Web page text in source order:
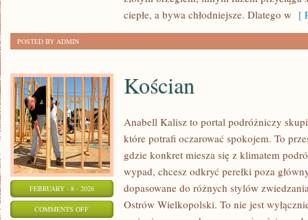
ciepłe, a bywa chłodniejsze. Dlatego w [
POSTED BY ADMIN
FEBRUARY - 8 - 2026
COMMENTS OFFON
Kościan
Anabell Kalisz to portal podróżniczy
które potrafi oczarować spokojem. To
gdzie konkret miesza się z klimatem
wypad, chcesz odkryć perełki poza
dopasowane do różnych stylów
Ostrów Wielkopolski. To nie jest